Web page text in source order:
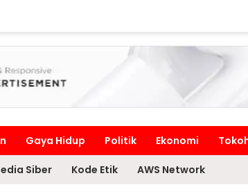
Gaya Hidup Politik Ekonomi
Siber Kode Etik AWS Network